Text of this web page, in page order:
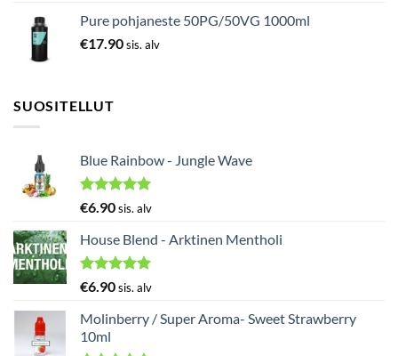
Pure pohjaneste 50PG/50VG 1000ml
€17.90sis. alv
SUOSITELLUT
Blue Rainbow - Jungle Wave
Arvostelu
5.00
/ 5
€6.90sis. alv
House Blend - Arktinen Mentholi
Arvostelu
5.00/ 5
€6.90sis. alv
Molinberry / Super Aroma- Sweet Strawberry
10ml